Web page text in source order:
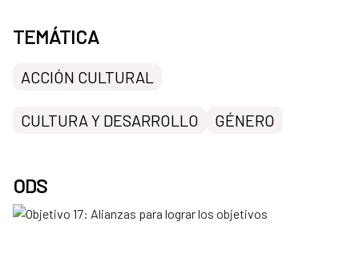
TEMÁTICA
ACCIÓN CULTURAL
CULTURA Y DESARROLLO GÉNERO
ODS